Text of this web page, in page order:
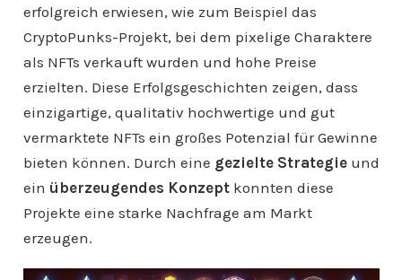
erfolgreich erwiesen, wie zum Beispiel das
CryptoPunks-Projekt, bei dem pixelige Charaktere
als NFTs verkauft wurden und hohe Preise
erzielten. Diese Erfolgsgeschichten zeigen, dass
einzigartige, qualitativ hochwertige und gut
vermarktete NFTs ein großes Potenzial für Gewinne
bieten können. Durch eine gezielte Strategieund
ein überzeugendes Konzeptkonnten diese
Projekte eine starke Nachfrage am Markt
erzeugen.